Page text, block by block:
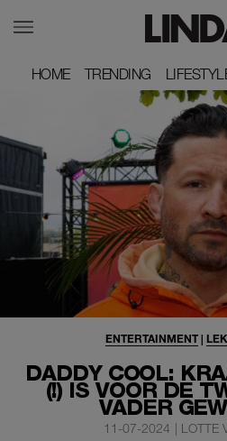
HOME
HOME TRENDING
TRENDING LIFESTYLE
DADDY COOL:
(!) IS VOOR DE
VADER
ENTERTAINMENT|
11-07-2024 | LOTTE